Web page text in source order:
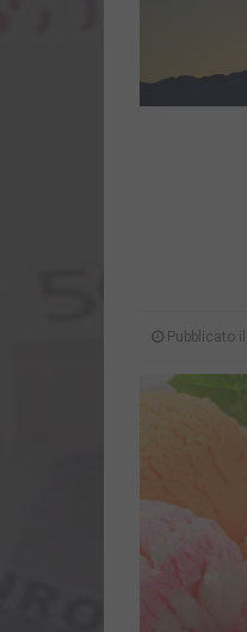
Pubblicato il